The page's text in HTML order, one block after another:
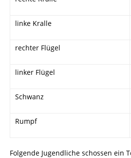
linke Kralle
rechter Flügel
linker Flügel
Schwanz
Rumpf
Folgende Jugendliche schossen ein